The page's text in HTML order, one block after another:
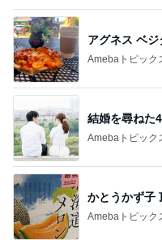
アグネス ベ
Amebaトピック
結婚を尋ねた
Amebaトピック
かとうかず子
Amebaトピック